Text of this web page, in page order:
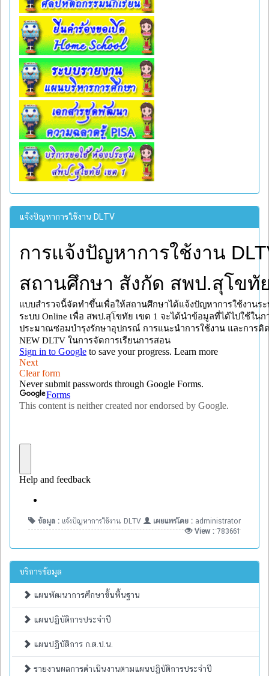
แจ้งปัญหาการใช้งาน DLTV
ข้อมูล : แจ้งปัญหาการใช้งาน DLTV เผยแพร่โดย : administrator
View :783661
บริการข้อมูล
แผนพัฒนาการศึกษาขั้นพื้นฐาน
แผนปฏิบัติการประจำปี
แผนปฏิบัติการ ก.ต.ป.น.
รายงานผลการดำเนินงานตามแผนปฏิบัติการประจำปี